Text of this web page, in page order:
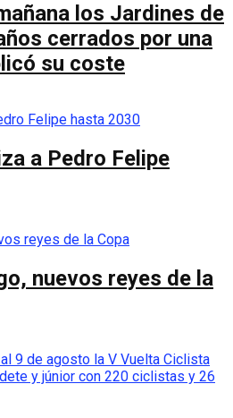
los Jardines de
cerrados por una
su coste
a Pedro Felipe
nuevos reyes de la